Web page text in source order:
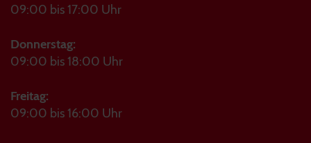
09:00 bis 17:00 Uhr
Donnerstag:
09:00 bis 18:00 Uhr
Freitag:
09:00 bis 16:00 Uhr